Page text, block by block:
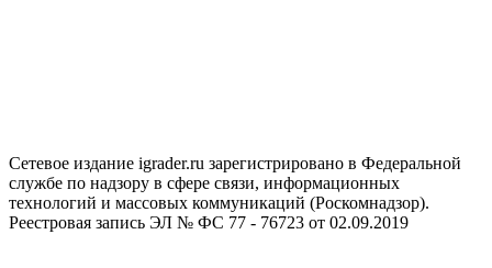
Сетевое издание igrader.ru зарегистрировано в Федеральной
службе по надзору в сфере связи, информационных
технологий и массовых коммуникаций (Роскомнадзор).
Реестровая запись ЭЛ № ФС 77 - 76723 от 02.09.2019